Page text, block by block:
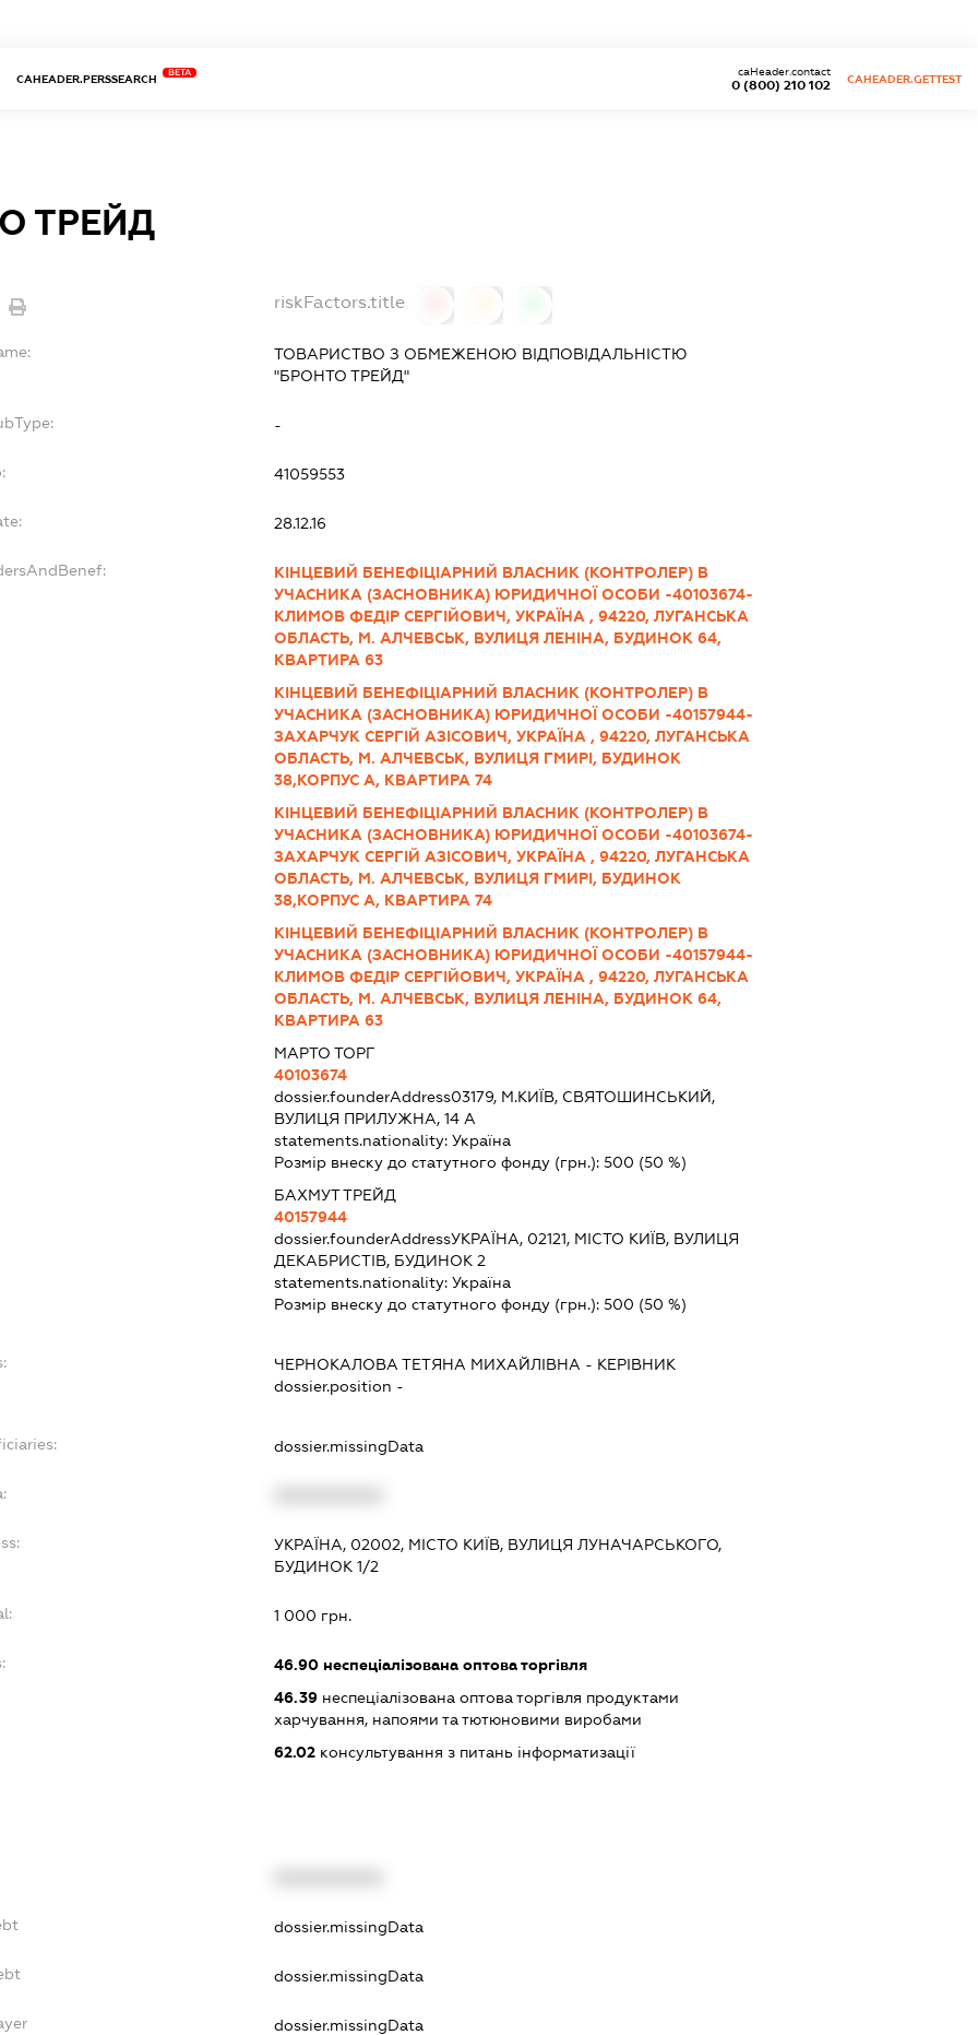
CAHEADER.PERSSEARCH
BETA
0 (800) 210 102
caHeader.contact
CAHEADER.GETTEST
ТРЕЙД
riskFactors.title
ТОВАРИСТВО З ОБМЕЖЕНОЮ ВІДПОВІДАЛЬНІСТЮ
"БРОНТО ТРЕЙД"
-
41059553
28.12.16
КІНЦЕВИЙ БЕНЕФІЦІАРНИЙ ВЛАСНИК (КОНТРОЛЕР) В
УЧАСНИКА (ЗАСНОВНИКА) ЮРИДИЧНОЇ ОСОБИ -40103674-
КЛИМОВ ФЕДІР СЕРГІЙОВИЧ, УКРАЇНА , 94220, ЛУГАНСЬКА
ОБЛАСТЬ, М. АЛЧЕВСЬК, ВУЛИЦЯ ЛЕНІНА, БУДИНОК 64,
КВАРТИРА 63
КІНЦЕВИЙ БЕНЕФІЦІАРНИЙ ВЛАСНИК (КОНТРОЛЕР) В
УЧАСНИКА (ЗАСНОВНИКА) ЮРИДИЧНОЇ ОСОБИ -40157944-
ЗАХАРЧУК СЕРГІЙ АЗІСОВИЧ, УКРАЇНА , 94220, ЛУГАНСЬКА
ОБЛАСТЬ, М. АЛЧЕВСЬК, ВУЛИЦЯ ГМИРІ, БУДИНОК
38,КОРПУС А, КВАРТИРА 74
КІНЦЕВИЙ БЕНЕФІЦІАРНИЙ ВЛАСНИК (КОНТРОЛЕР) В
УЧАСНИКА (ЗАСНОВНИКА) ЮРИДИЧНОЇ ОСОБИ -40103674-
ЗАХАРЧУК СЕРГІЙ АЗІСОВИЧ, УКРАЇНА , 94220, ЛУГАНСЬКА
ОБЛАСТЬ, М. АЛЧЕВСЬК, ВУЛИЦЯ ГМИРІ, БУДИНОК
38,КОРПУС А, КВАРТИРА 74
КІНЦЕВИЙ БЕНЕФІЦІАРНИЙ ВЛАСНИК (КОНТРОЛЕР) В
УЧАСНИКА (ЗАСНОВНИКА) ЮРИДИЧНОЇ ОСОБИ -40157944-
КЛИМОВ ФЕДІР СЕРГІЙОВИЧ, УКРАЇНА , 94220, ЛУГАНСЬКА
ОБЛАСТЬ, М. АЛЧЕВСЬК, ВУЛИЦЯ ЛЕНІНА, БУДИНОК 64,
КВАРТИРА 63
МАРТО ТОРГ
40103674
dossier.founderAddress03179, М.КИЇВ, СВЯТОШИНСЬКИЙ,
ВУЛИЦЯ ПРИЛУЖНА, 14 А
statements.nationality: Україна
Розмір внеску до статутного фонду (грн.): 500 (50 %)
БАХМУТ ТРЕЙД
40157944
dossier.founderAddressУКРАЇНА, 02121, МІСТО КИЇВ, ВУЛИЦЯ
ДЕКАБРИСТІВ, БУДИНОК 2
statements.nationality: Україна
Розмір внеску до статутного фонду (грн.): 500 (50 %)
ЧЕРНОКАЛОВА ТЕТЯНА МИХАЙЛІВНА - КЕРІВНИК
dossier.position -
dossier.missingData
УКРАЇНА, 02002, МІСТО КИЇВ, ВУЛИЦЯ ЛУНАЧАРСЬКОГО,
БУДИНОК 1/2
1 000 грн.
46.90неспеціалізована оптова торгівля
46.39неспеціалізована оптова торгівля продуктами
харчування, напоями та тютюновими виробами
62.02консультування з питань інформатизації
dossier.missingData
dossier.missingData
dossier.missingData